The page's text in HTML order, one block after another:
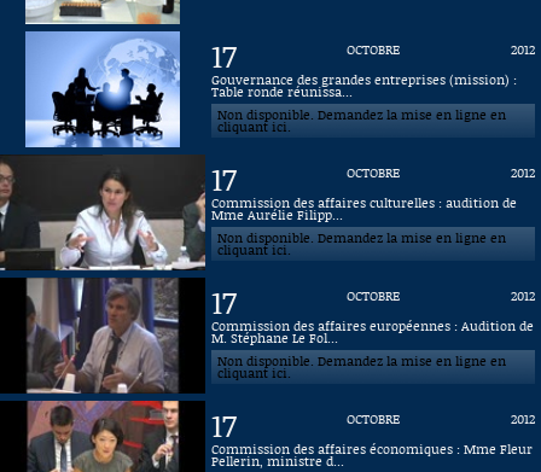
17 OCTOBRE
2012
Gouvernance des grandes entreprises (mission) :
Table ronde réunissa...
Non disponible. Demandez la mise en ligne en
cliquant ici.
17 OCTOBRE
2012
Commission des affaires culturelles : audition de
Mme Aurélie Filipp...
Non disponible. Demandez la mise en ligne en
cliquant ici.
17 OCTOBRE
2012
Commission des affaires européennes : Audition de
M. Stéphane Le Fol...
Non disponible. Demandez la mise en ligne en
cliquant ici.
17 OCTOBRE
2012
Commission des affaires économiques : Mme Fleur
Pellerin, ministre d...